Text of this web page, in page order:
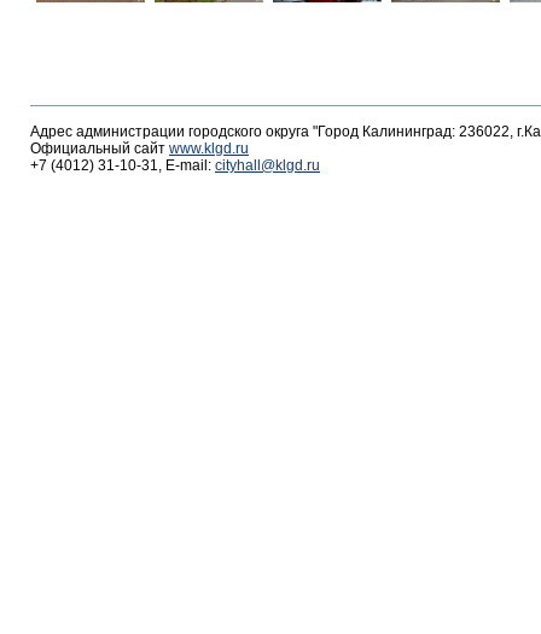
Адрес администрации городского округа "Город Калининград: 236022,
Официальный сайт www.klgd.ru
+7 (4012) 31-10-31, E-mail: cityhall@klgd.ru